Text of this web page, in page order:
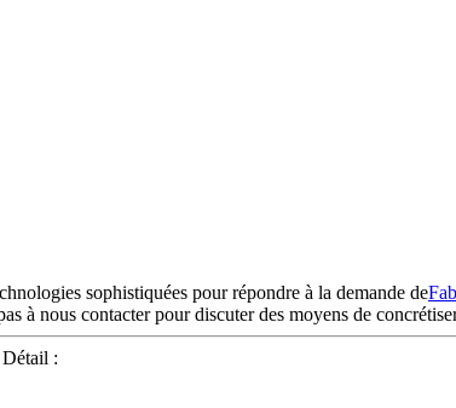
sophistiquées pour répondre à la demande de
à nous contacter pour discuter des moyens de
: